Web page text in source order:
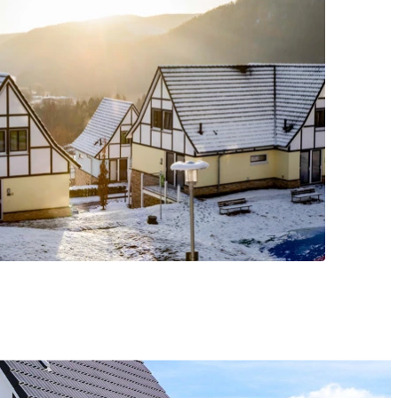
bekijkt. Ze
in geen
websites
voor de